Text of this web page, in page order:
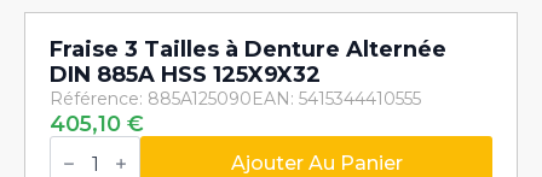
Fraise 3 Tailles à Denture Alternée
DIN 885A HSS 125X9X32
Référence: 885A125090EAN: 5415344410555
405,10 €
quantité
de
Ajouter Au Panier